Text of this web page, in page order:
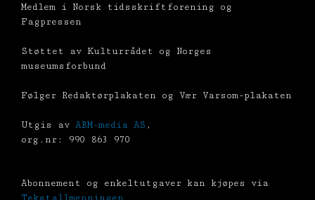
Medlem i Norsk tidsskriftforening og
Fagpressen
Støttet av Kulturrådet og Norges
museumsforbund
Følger Redaktørplakaten og Vær Varsom-plakaten
Utgis av ABM-media AS ,
org.nr: 990 863 970
Abonnement og enkeltutgaver kan kjøpes via